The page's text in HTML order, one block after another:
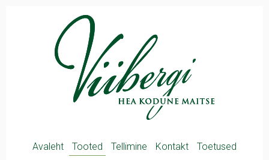
Avaleht Tooted Tellimine Kontakt Toetused